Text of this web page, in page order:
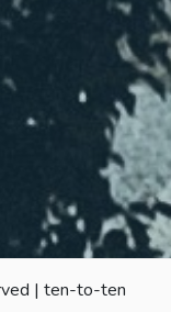
| ten-to-ten